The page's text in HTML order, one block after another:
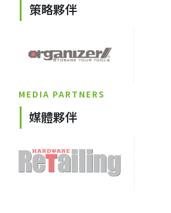
策略夥伴
MEDIA PARTNERS
媒體夥伴